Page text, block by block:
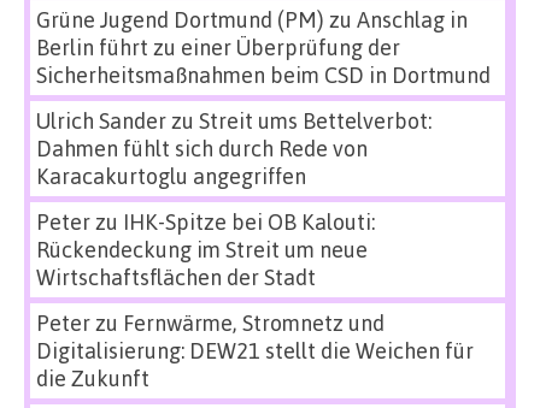
Grüne Jugend Dortmund (PM) zu Anschlag in
Berlin führt zu einer Überprüfung der
Sicherheitsmaßnahmen beim CSD in Dortmund
Ulrich Sanderzu Streit ums Bettelverbot:
Dahmen fühlt sich durch Rede von
Karacakurtoglu angegriffen
Peterzu IHK-Spitze bei OB Kalouti:
Rückendeckung im Streit um neue
Wirtschaftsflächen der Stadt
Peterzu Fernwärme, Stromnetz und
Digitalisierung: DEW21 stellt die Weichen für
die Zukunft